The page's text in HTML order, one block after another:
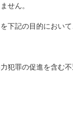
せん。
下記の目的におい
犯罪の促進を含む